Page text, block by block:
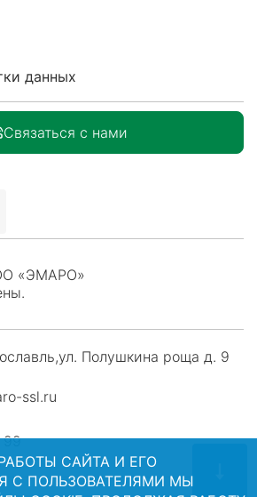
данных
Связаться с нами
«ЭМАРО»
,ул. Полушкина роща д. 9
ssl.ru
99
САЙТА И ЕГО
С ПОЛЬЗОВАТЕЛЯМИ МЫ